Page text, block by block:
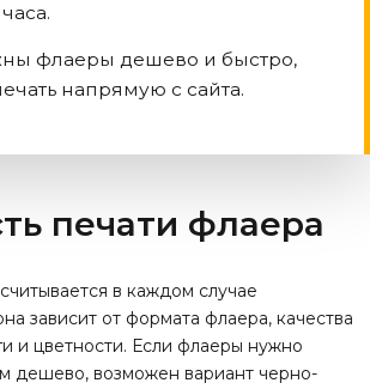
флаеры дешево и быстро,
напрямую с сайта.
печати флаера
в каждом случае
зависит от формата флаера, качества
и цветности. Если флаеры нужно
дешево, возможен вариант черно-